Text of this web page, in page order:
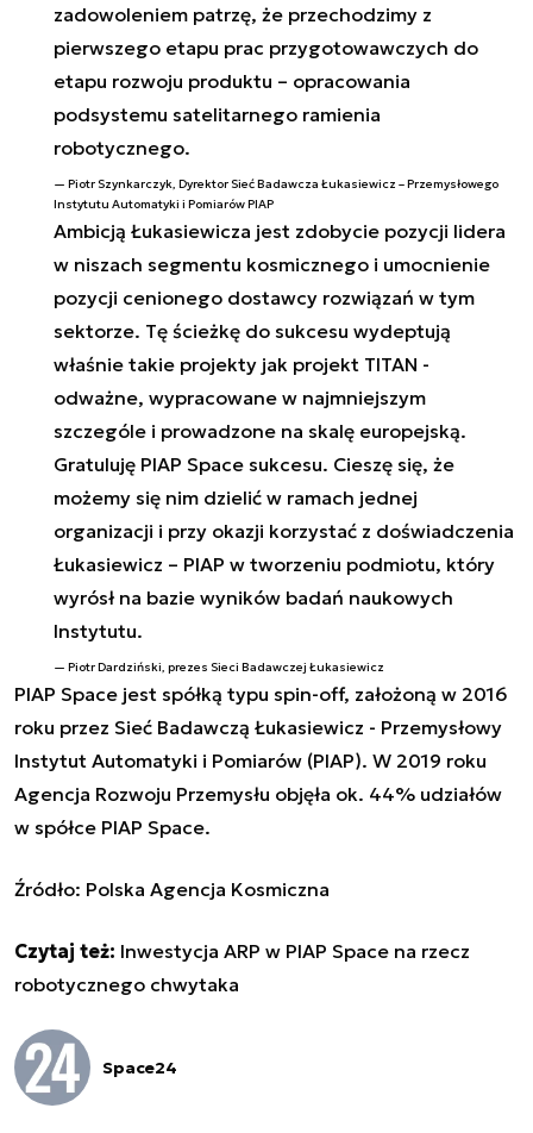
zadowoleniem patrzę, że przechodzimy z
pierwszego etapu prac przygotowawczych do
etapu rozwoju produktu – opracowania
podsystemu satelitarnego ramienia
robotycznego.
Piotr Szynkarczyk, Dyrektor Sieć Badawcza Łukasiewicz – Przemysłowego
Instytutu Automatyki i Pomiarów PIAP
Ambicją Łukasiewicza jest zdobycie pozycji lidera
w niszach segmentu kosmicznego i umocnienie
pozycji cenionego dostawcy rozwiązań w tym
sektorze. Tę ścieżkę do sukcesu wydeptują
właśnie takie projekty jak projekt TITAN -
odważne, wypracowane w najmniejszym
szczególe i prowadzone na skalę europejską.
Gratuluję PIAP Space sukcesu. Cieszę się, że
możemy się nim dzielić w ramach jednej
organizacji i przy okazji korzystać z doświadczenia
Łukasiewicz – PIAP w tworzeniu podmiotu, który
wyrósł na bazie wyników badań naukowych
Instytutu.
Piotr Dardziński, prezes Sieci Badawczej Łukasiewicz
PIAP Space jest spółką typu spin-off, założoną w 2016
roku przez Sieć Badawczą Łukasiewicz - Przemysłowy
Instytut Automatyki i Pomiarów (PIAP). W 2019 roku
Agencja Rozwoju Przemysłu objęła ok. 44% udziałów
w spółce PIAP Space.
Źródło: Polska Agencja Kosmiczna
Czytaj też: Inwestycja ARP w PIAP Space na rzecz
robotycznego chwytaka
Space24